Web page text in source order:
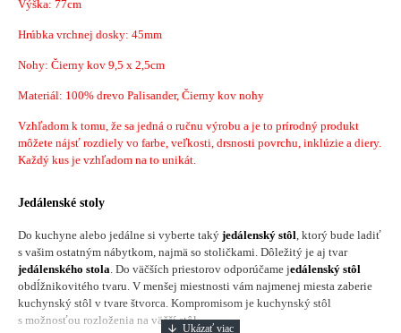
Výška: 77cm
Hrúbka vrchnej dosky: 45mm
Nohy: Čierny kov 9,5 x 2,5cm
Materiál: 100% drevo Palisander, Čierny kov nohy
Vzhľadom k tomu, že sa jedná o ručnu výrobu a je to prírodný produkt
môžete nájsť rozdiely vo farbe, veľkosti, drsnosti povrchu, inklúzie a diery.
Každý kus je vzhľadom na to unikát.
Jedálenské stoly
Do kuchyne alebo jedálne si vyberte taký jedálenský stôl, ktorý bude ladiť
s vašim ostatným nábytkom, najmä so stoličkami. Dôležitý je aj tvar
jedálenského stola. Do väčších priestorov odporúčame jedálenský stôl
obdĺžnikovitého tvaru. V menšej miestnosti vám najmenej miesta zaberie
kuchynský stôl v tvare štvorca. Kompromisom je kuchynský stôl
s možnosťou rozloženia na väčší stôl.